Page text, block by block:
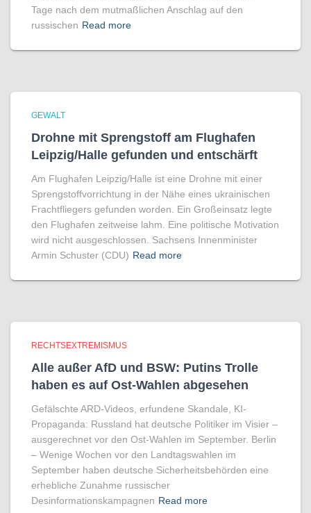
Tage nach dem mutmaßlichen Anschlag auf den
russischen Read more
GEWALT
Drohne mit Sprengstoff am Flughafen
Leipzig/Halle gefunden und entschärft
Am Flughafen Leipzig/Halle ist eine Drohne mit einer
Sprengstoffvorrichtung in der Nähe eines ukrainischen
Frachtfliegers gefunden worden. Ein Großeinsatz legte
den Flughafen zeitweise lahm. Eine politische Motivation
wird nicht ausgeschlossen. Sachsens Innenminister
Armin Schuster (CDU) Read more
RECHTSEXTREMISMUS
Alle außer AfD und BSW: Putins Trolle
haben es auf Ost-Wahlen abgesehen
Gefälschte ARD-Videos, erfundene Skandale, KI-
Propaganda: Russland hat deutsche Politiker im Visier –
ausgerechnet vor den Ost-Wahlen im September. Berlin
– Wenige Wochen vor den Landtagswahlen im
September haben deutsche Sicherheitsbehörden eine
erhebliche Zunahme russischer
Desinformationskampagnen Read more